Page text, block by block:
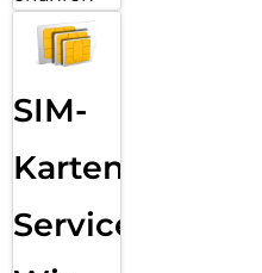
SIM-
Karten
Service: